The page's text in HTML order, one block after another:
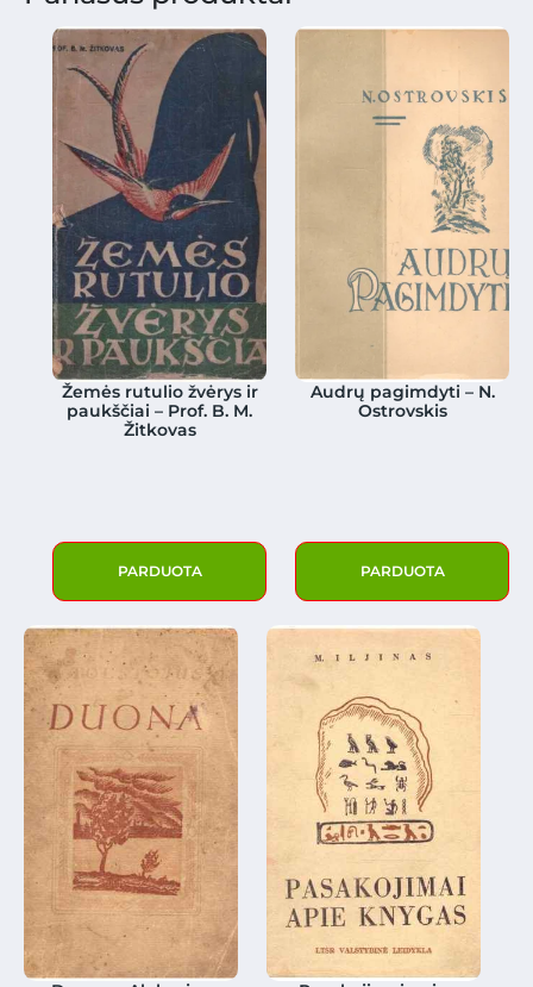
Žemės rutulio žvėrys ir
paukščiai – Prof. B. M.
Žitkovas
PARDUOTA
Audrų pagimdyti – N.
Ostrovskis
PARDUOTA